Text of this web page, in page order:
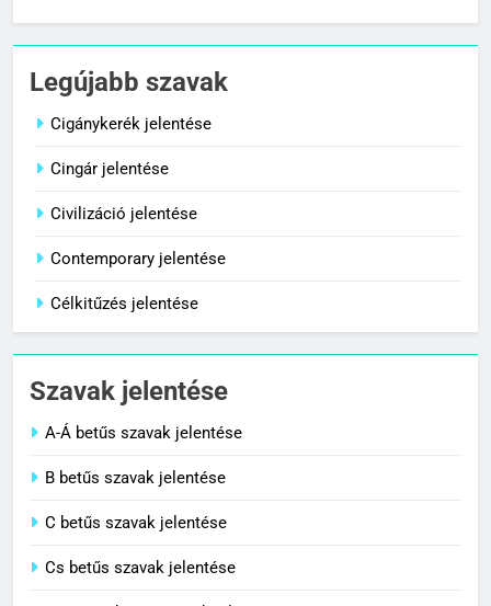
7
Céltudatos jelentése
C BETŰS SZAVAK JELENTÉSE
8
Centenárium jelentése
1
Cigánykerék jelentése
C BETŰS SZAVAK JELENTÉSE
C BETŰS SZAVAK JELENTÉSE
Legújabb szavak
Cigánykerék jelentése
Cingár jelentése
Civilizáció jelentése
Contemporary jelentése
Célkitűzés jelentése
Szavak jelentése
A-Á betűs szavak jelentése
B betűs szavak jelentése
C betűs szavak jelentése
Cs betűs szavak jelentése